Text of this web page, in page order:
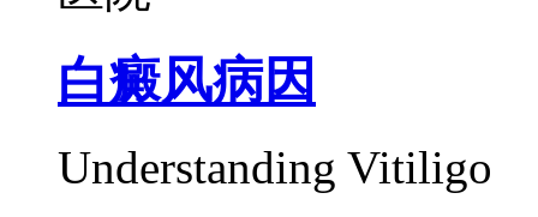
白癜风病因
Understanding Vitiligo